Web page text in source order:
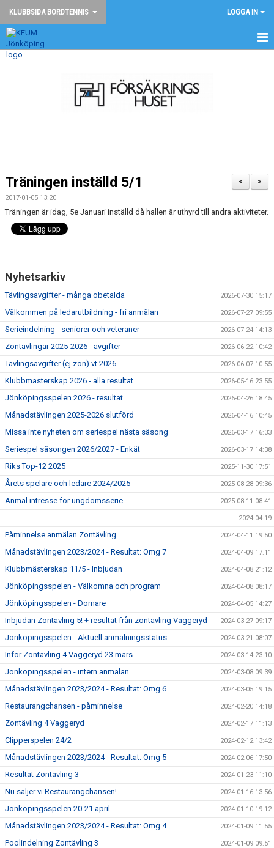
KLUBBSIDA BORDTENNIS LOGGA IN
BORDTENNIS - START
DOKUMENT
ANMÄLAN
>
<
Träningen inställd 5/1
2017-01-05 13:20
Träningen är idag, 5e Januari inställd då hallen är uthyrd till andra aktiviteter.
Nyhetsarkiv
Tävlingsavgifter - många obetalda 2026-07-30 15:17
Välkommen på ledarutbildning - fri anmälan 2026-07-27 09:55
Serieindelning - seniorer och veteraner 2026-07-24 14:13
Zontävlingar 2025-2026 - avgifter 2026-06-22 10:42
Tävlingsavgifter (ej zon) vt 2026 2026-06-07 10:55
Klubbmästerskap 2026 - alla resultat 2026-05-16 23:55
Jönköpingsspelen 2026 - resultat 2026-04-26 18:45
Månadstävlingen 2025-2026 slutförd 2026-04-16 10:45
Missa inte nyheten om seriespel nästa säsong 2026-03-17 16:33
Seriespel säsongen 2026/2027 - Enkät 2026-03-17 14:38
Riks Top-12 2025 2025-11-30 17:51
Årets spelare och ledare 2024/2025 2025-08-28 09:36
Anmäl intresse för ungdomsserie 2025-08-11 08:41
. 2024-04-19
Påminnelse anmälan Zontävling 2024-04-11 19:50
Månadstävlingen 2023/2024 - Resultat: Omg 7 2024-04-09 17:11
Klubbmästerskap 11/5 - Inbjudan 2024-04-08 21:12
Jönköpingsspelen - Välkomna och program 2024-04-08 08:17
Jönköpingsspelen - Domare 2024-04-05 14:27
Inbjudan Zontävling 5! + resultat från zontävling Vaggeryd 2024-03-27 09:17
Jönköpingsspelen - Aktuell anmälningsstatus 2024-03-21 08:07
Inför Zontävling 4 Vaggeryd 23 mars 2024-03-14 23:10
Jönköpingsspelen - intern anmälan 2024-03-08 09:39
Månadstävlingen 2023/2024 - Resultat: Omg 6 2024-03-05 19:15
Restaurangchansen - påminnelse 2024-02-20 14:18
Zontävling 4 Vaggeryd 2024-02-17 11:13
Clipperspelen 24/2 2024-02-12 13:42
Månadstävlingen 2023/2024 - Resultat: Omg 5 2024-02-06 17:50
Resultat Zontävling 3 2024-01-23 11:10
Nu säljer vi Restaurangchansen! 2024-01-16 13:56
Jönköpingsspelen 20-21 april 2024-01-10 19:12
Månadstävlingen 2023/2024 - Resultat: Omg 4 2024-01-09 11:55
Poolindelning Zontävling 3 2024-01-09 09:51